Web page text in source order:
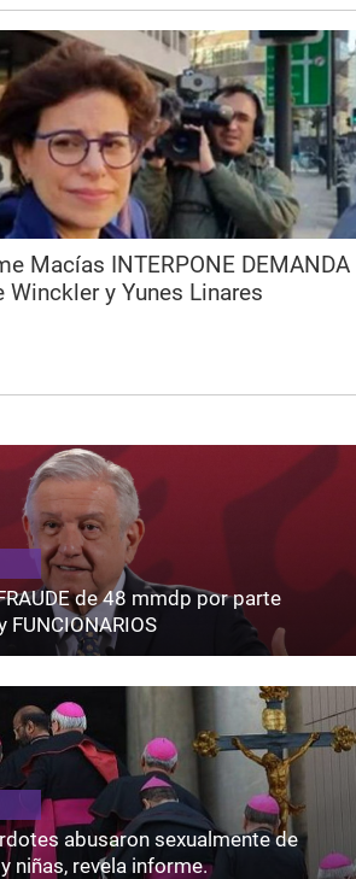
Macías INTERPONE DEMANDA
y Yunes Linares
de 48 mmdp por parte
FUNCIONARIOS
abusaron sexualmente de
niñas, revela informe.